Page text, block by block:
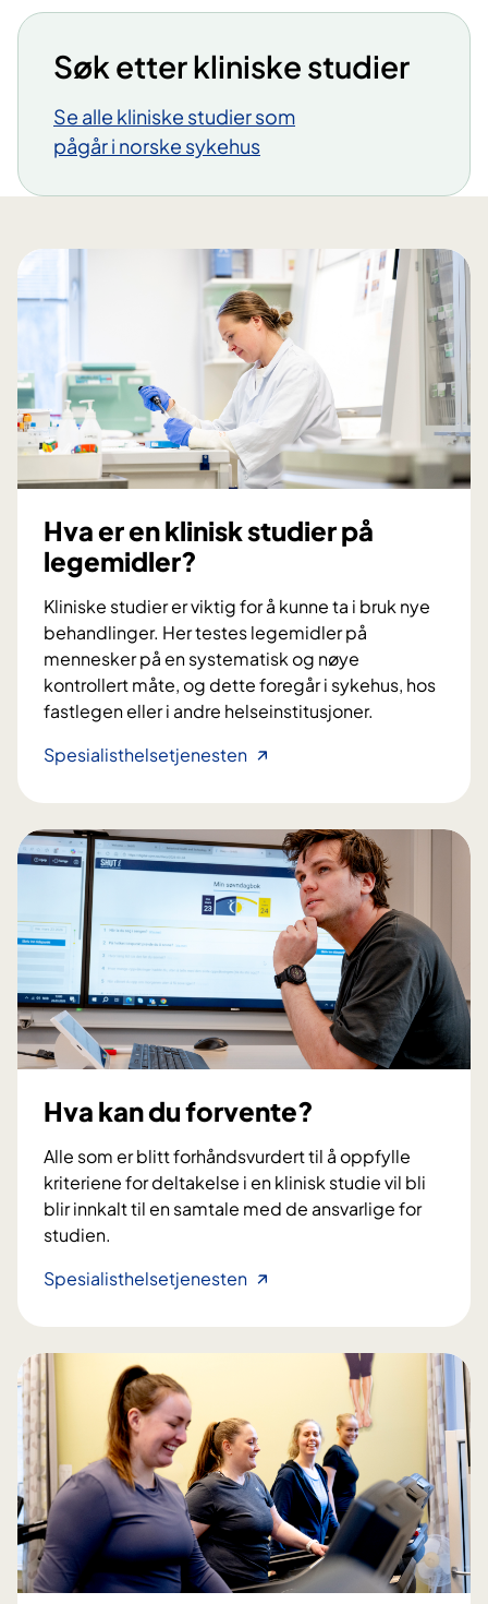
Søk etter kliniske studier
Se alle kliniske studier som
pågår i norske sykehus
Hva er en klinisk studier på
legemidler?
Kliniske studier er viktig for å kunne ta i bruk nye
behandlinger. Her testes legemidler på
mennesker på en systematisk og nøye
kontrollert måte, og dette foregår i sykehus, hos
fastlegen eller i andre helseinstitusjoner.
SpesialisthelsetjenestenH
a
e
e
n
k
n
i
s
s
d
r
å
e
m
i
d
e
r
Hva kan du forvente?
Alle som er blitt forhåndsvurdert til å oppfylle
kriteriene for deltakelse i en klinisk studie vil bli
blir innkalt til en samtale med de ansvarlige for
studien.
SpesialisthelsetjenestenH
a
d
u
f
o
v
e